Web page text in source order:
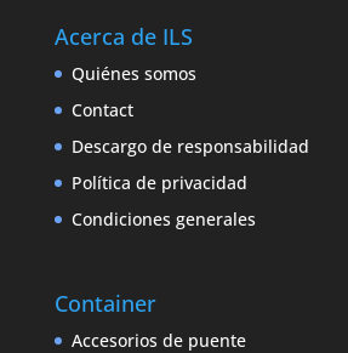
Acerca de ILS
Quiénes somos
Contact
Descargo de responsabilidad
Política de privacidad
Condiciones generales
Container
Accesorios de puente